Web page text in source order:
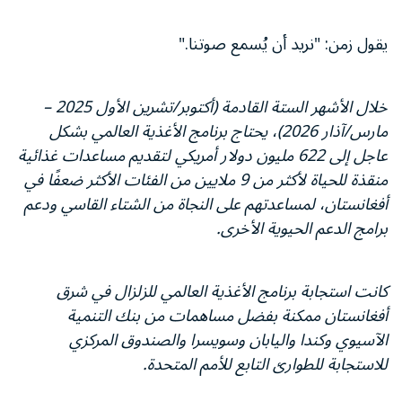
يقول زمن: "نريد أن يُسمع صوتنا."
خلال الأشهر الستة القادمة (أكتوبر/تشرين الأول 2025 –
مارس/آذار 2026)، يحتاج برنامج الأغذية العالمي بشكل
عاجل إلى 622 مليون دولار أمريكي لتقديم مساعدات غذائية
منقذة للحياة لأكثر من 9 ملايين من الفئات الأكثر ضعفًا في
أفغانستان، لمساعدتهم على النجاة من الشتاء القاسي ودعم
برامج الدعم الحيوية الأخرى.
كانت استجابة برنامج الأغذية العالمي للزلزال في شرق
أفغانستان ممكنة بفضل مساهمات من بنك التنمية
الآسيوي وكندا واليابان وسويسرا والصندوق المركزي
للاستجابة للطوارئ التابع للأمم المتحدة.